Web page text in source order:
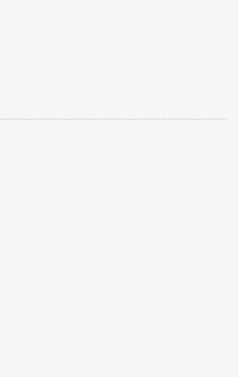
使ってステンドグラス
カケラを使う必要が...
パズルを思い出す。ひ